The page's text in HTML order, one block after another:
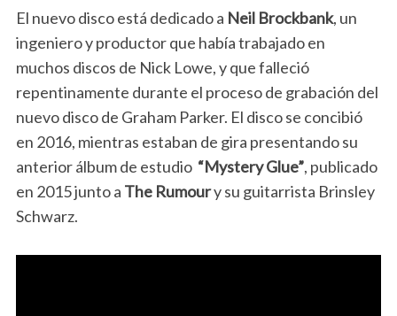
El nuevo disco está dedicado a Neil Brockbank, un
ingeniero y productor que había trabajado en
muchos discos de Nick Lowe, y que falleció
repentinamente durante el proceso de grabación del
nuevo disco de Graham Parker. El disco se concibió
en 2016, mientras estaban de gira presentando su
anterior álbum de estudio “Mystery Glue”, publicado
en 2015 junto a The Rumoury su guitarrista Brinsley
Schwarz.